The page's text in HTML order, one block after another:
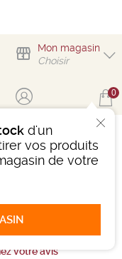
Mon magasin
Choisir
d'un
vos produits
de votre
0
BITTER
Italie
votre avis